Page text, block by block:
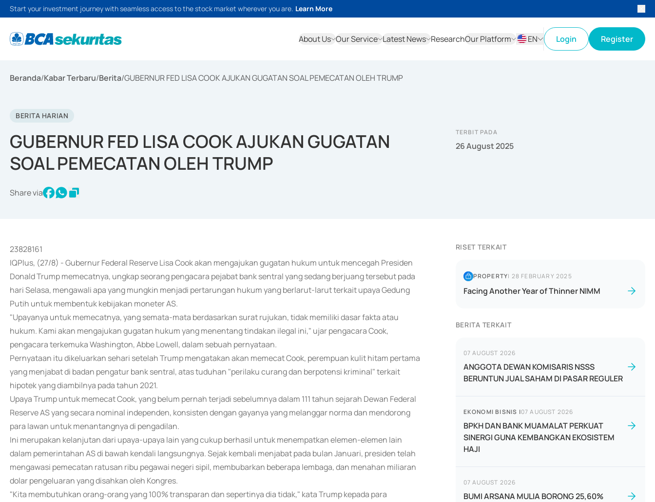
Start your investment journey with seamless access to the stock market wherever you are. Learn More
About Us Our Service Latest News ResearchOur Platform
EN
Login Register
Beranda/Kabar Terbaru/Berita/GUBERNUR FED LISA COOK AJUKAN GUGATAN SOAL PEMECATAN OLEH TRUMP
BERITA HARIAN
GUBERNUR FED LISA COOK AJUKAN GUGATAN
SOAL PEMECATAN OLEH TRUMP
Share via
TERBIT PADA
26 August 2025
23828161
IQPlus, (27/8) - Gubernur Federal Reserve Lisa Cook akan mengajukan gugatan hukum untuk mencegah Presiden
Donald Trump memecatnya, ungkap seorang pengacara pejabat bank sentral yang sedang berjuang tersebut pada
hari Selasa, mengawali apa yang mungkin menjadi pertarungan hukum yang berlarut-larut terkait upaya Gedung
Putih untuk membentuk kebijakan moneter AS.
"Upayanya untuk memecatnya, yang semata-mata berdasarkan surat rujukan, tidak memiliki dasar fakta atau
hukum. Kami akan mengajukan gugatan hukum yang menentang tindakan ilegal ini," ujar pengacara Cook,
pengacara terkemuka Washington, Abbe Lowell, dalam sebuah pernyataan.
Pernyataan itu dikeluarkan sehari setelah Trump mengatakan akan memecat Cook, perempuan kulit hitam pertama
yang menjabat di badan pengatur bank sentral, atas tuduhan "perilaku curang dan berpotensi kriminal" terkait
hipotek yang diambilnya pada tahun 2021.
Upaya Trump untuk memecat Cook, yang belum pernah terjadi sebelumnya dalam 111 tahun sejarah Dewan Federal
Reserve AS yang secara nominal independen, konsisten dengan gayanya yang melanggar norma dan mendorong
para lawan untuk menantangnya di pengadilan.
Ini merupakan kelanjutan dari upaya-upaya lain yang cukup berhasil untuk menempatkan elemen-elemen lain
dalam pemerintahan AS di bawah kendali langsungnya. Sejak kembali menjabat pada bulan Januari, presiden telah
mengawasi pemecatan ratusan ribu pegawai negeri sipil, membubarkan beberapa lembaga, dan menahan miliaran
dolar pengeluaran yang disahkan oleh Kongres.
"Kita membutuhkan orang-orang yang 100% transparan dan sepertinya dia tidak," kata Trump kepada para
RISET TERKAIT
PROPERTY| 28 FEBRUARY 2025
Facing Another Year of Thinner NIMM
BERITA TERKAIT
07 AUGUST 2026
ANGGOTA DEWAN KOMISARIS NSSS
BERUNTUN JUAL SAHAM DI PASAR REGULER
EKONOMI BISNIS |07 AUGUST 2026
BPKH DAN BANK MUAMALAT PERKUAT
SINERGI GUNA KEMBANGKAN EKOSISTEM
HAJI
07 AUGUST 2026
BUMI ARSANA MULIA BORONG 25,60%